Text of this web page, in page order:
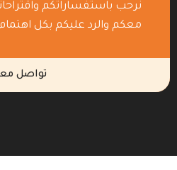
نرحب باستفساراتكم
معكم والرد عليكم بكل
تواصل